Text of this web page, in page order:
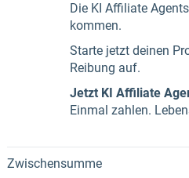
Die KI Affiliate
kommen.
Starte jetzt deinen
Reibung auf.
Jetzt KI Affiliate
Einmal zahlen.
Zwischensumme